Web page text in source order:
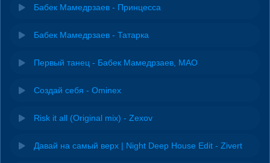
Бабек Мамедрзаев - Принцесса
Бабек Мамедрзаев - Татарка
Первый танец - Бабек Мамедрзаев, MAO
Создай себя - Ominex
Risk it all (Original mix) - Zexov
Давай на самый верх | Night Deep House Edit - Zivert